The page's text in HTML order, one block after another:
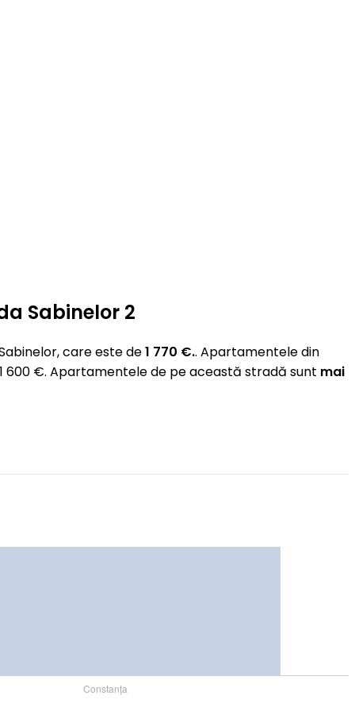
Sabinelor 2
care este de1 770 €.. Apartamentele din
€. Apartamentele de pe această stradă sunt mai